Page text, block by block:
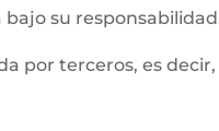
su
por terceros, es